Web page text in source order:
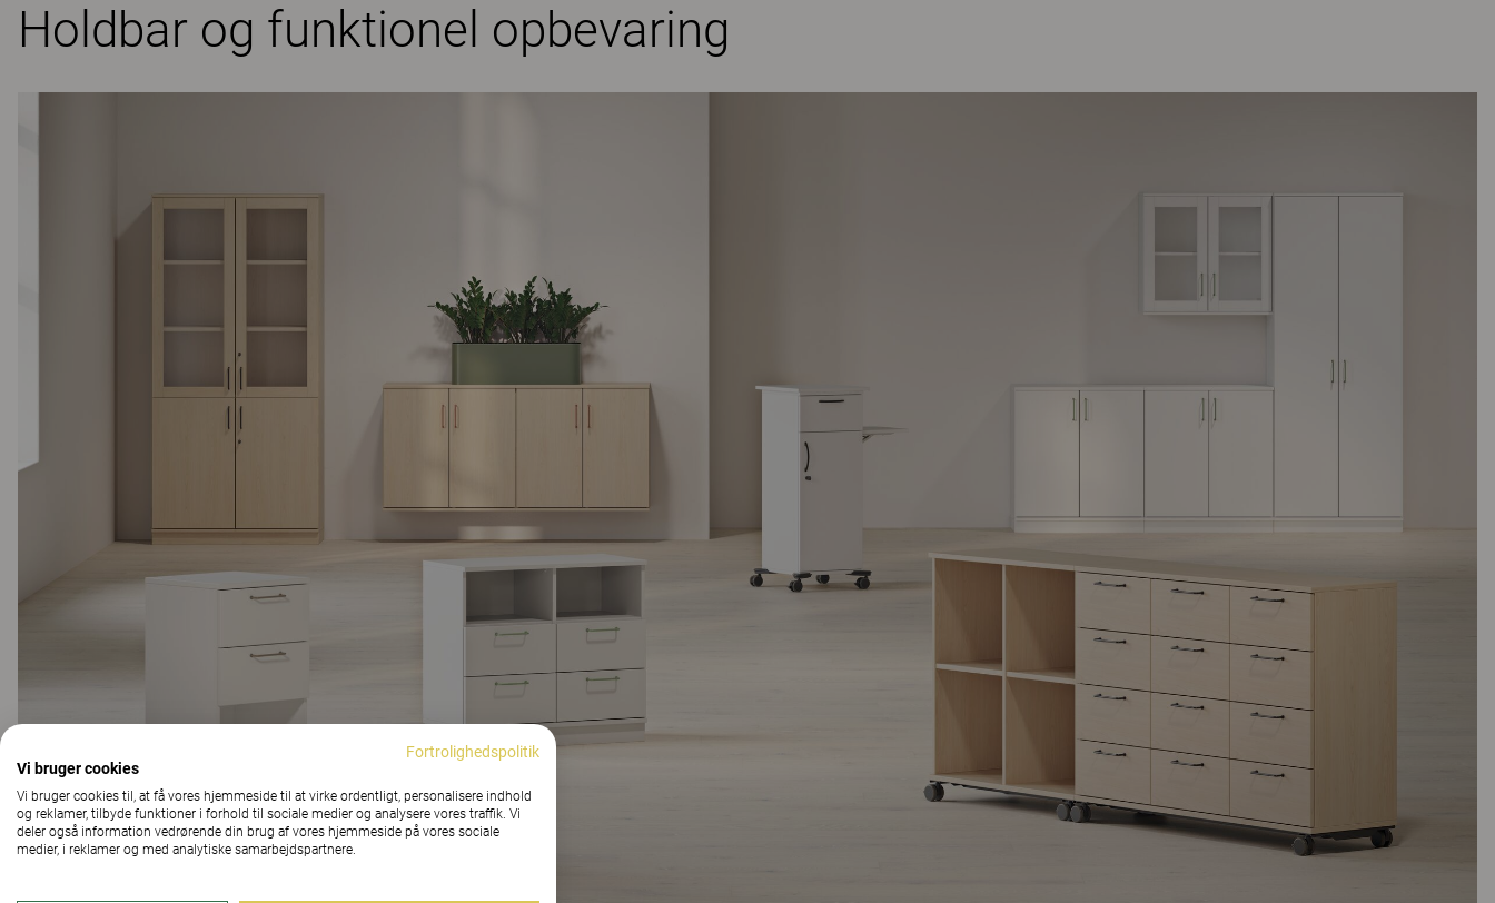
Holdbar og funktionel opbevaring
Fortrolighedspolitik
Vi bruger cookies
Vi bruger cookies til, at få vores hjemmeside til at virke ordentligt, personalisere indhold
og reklamer, tilbyde funktioner i forhold til sociale medier og analysere vores traffik. Vi
deler også information vedrørende din brug af vores hjemmeside på vores sociale
medier, i reklamer og med analytiske samarbejdspartnere.